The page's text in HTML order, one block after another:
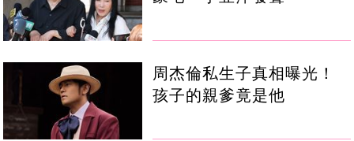
周杰倫私生子真相曝光！
孩子的親爹竟是他